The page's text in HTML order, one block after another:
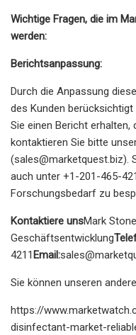
Wichtige Fragen, die im
werden:
Berichtsanpassung:
Durch die Anpassung
des Kunden
Sie einen Bericht
kontaktieren Sie bitte
(sales@marketquest.biz).
auch unter +1-201-465-
Forschungsbedarf zu
Kontaktiere unsMark
Geschäftsentwicklung
4211 Email:
Sie können unseren
https://
disinfectant-market-